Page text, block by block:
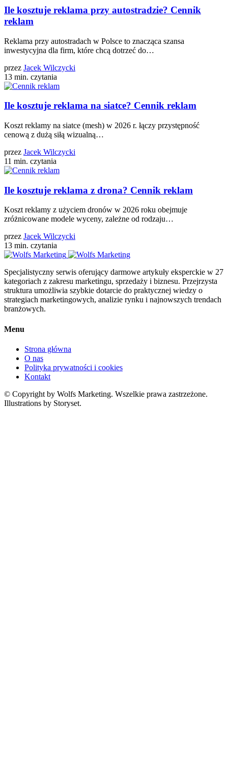
Ile kosztuje reklama przy autostradzie? Cennik
reklam
Reklama przy autostradach w Polsce to znacząca szansa
inwestycyjna dla firm, które chcą dotrzeć do…
przez Jacek Wilczycki
13 min. czytania
Ile kosztuje reklama na siatce? Cennik reklam
Koszt reklamy na siatce (mesh) w 2026 r. łączy przystępność
cenową z dużą siłą wizualną…
przez Jacek Wilczycki
11 min. czytania
Ile kosztuje reklama z drona? Cennik reklam
Koszt reklamy z użyciem dronów w 2026 roku obejmuje
zróżnicowane modele wyceny, zależne od rodzaju…
przez Jacek Wilczycki
13 min. czytania
Specjalistyczny serwis oferujący darmowe artykuły eksperckie w 27
kategoriach z zakresu marketingu, sprzedaży i biznesu. Przejrzysta
struktura umożliwia szybkie dotarcie do praktycznej wiedzy o
strategiach marketingowych, analizie rynku i najnowszych trendach
branżowych.
Menu
Strona główna
O nas
Polityka prywatności i cookies
Kontakt
© Copyright by Wolfs Marketing. Wszelkie prawa zastrzeżone.
Illustrations by Storyset.